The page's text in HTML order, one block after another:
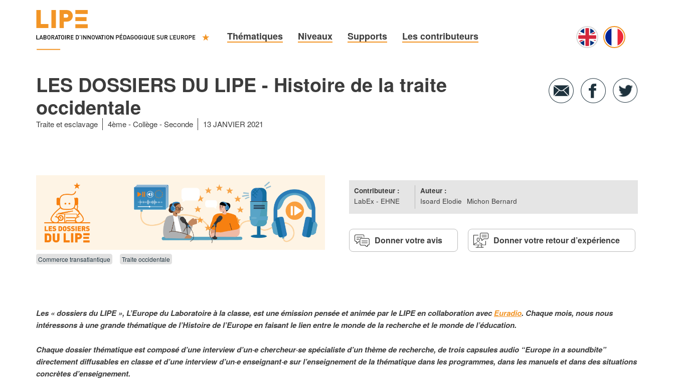
Thématiques Niveaux Supports Les contributeurs
LES DOSSIERS DU LIPE - Histoire de la traite
occidentale
Traite et esclavage 4ème Collège Seconde 13 JANVIER 2021
Commerce transatlantique Traite occidentale
Contributeur :
LabEx - EHNE
Auteur :
Isoard Elodie
Michon Bernard
Donner votre avis Donner votre retour d’expérience
Les « dossiers du LIPE », L’Europe du Laboratoire à la classe, est une émission pensée et animée par le LIPE en collaboration avecEuradio. Chaque mois, nous nous
intéressons à une grande thématique de l’Histoire de l’Europe en faisant le lien entre le monde de la recherche et le monde de l’éducation.
Chaque dossier thématique est composé d’une interview d’un·e chercheur·se spécialiste d’un thème de recherche, de trois capsules audio “Europe in a soundbite”
directement diffusables en classe et d’une interview d’un·e enseignant·e sur l’enseignement de la thématique dans les programmes, dans les manuels et dans des situations
concrètes d’enseignement.